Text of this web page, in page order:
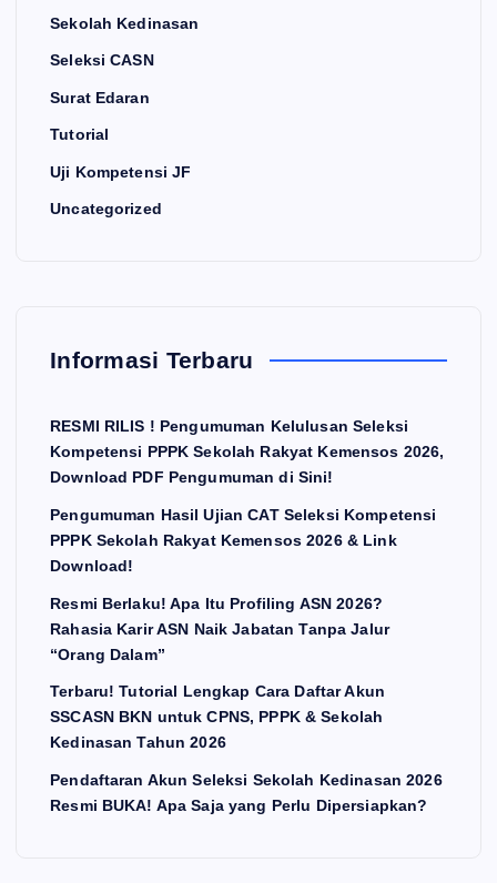
Sekolah Kedinasan
Seleksi CASN
Surat Edaran
Tutorial
Uji Kompetensi JF
Uncategorized
Informasi Terbaru
RESMI RILIS ! Pengumuman Kelulusan Seleksi
Kompetensi PPPK Sekolah Rakyat Kemensos 2026,
Download PDF Pengumuman di Sini!
Pengumuman Hasil Ujian CAT Seleksi Kompetensi
PPPK Sekolah Rakyat Kemensos 2026 & Link
Download!
Resmi Berlaku! Apa Itu Profiling ASN 2026?
Rahasia Karir ASN Naik Jabatan Tanpa Jalur
“Orang Dalam”
Terbaru! Tutorial Lengkap Cara Daftar Akun
SSCASN BKN untuk CPNS, PPPK & Sekolah
Kedinasan Tahun 2026
Pendaftaran Akun Seleksi Sekolah Kedinasan 2026
Resmi BUKA! Apa Saja yang Perlu Dipersiapkan?